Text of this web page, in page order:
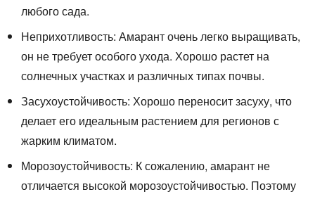
любого сада.
Неприхотливость: Амарант очень легко выращивать,
он не требует особого ухода. Хорошо растет на
солнечных участках и различных типах почвы.
Засухоустойчивость: Хорошо переносит засуху, что
делает его идеальным растением для регионов с
жарким климатом.
Морозоустойчивость: К сожалению, амарант не
отличается высокой морозоустойчивостью. Поэтому